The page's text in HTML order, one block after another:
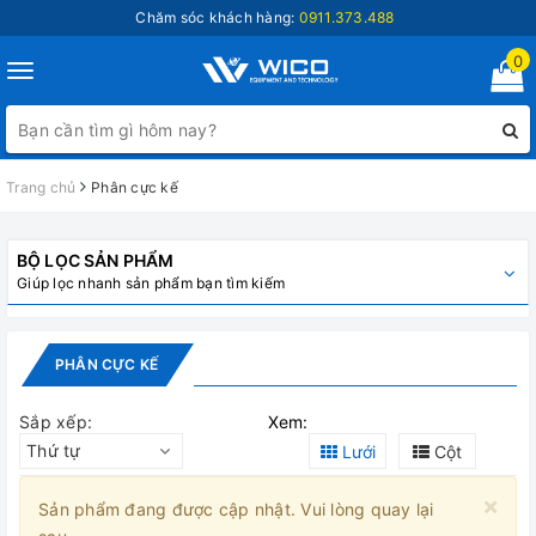
Chăm sóc khách hàng: 0911.373.488
Toggle
navigation
0
Trang chủ Phân cực kế
BỘ LỌC SẢN PHẨM
Giúp lọc nhanh sản phẩm bạn tìm kiếm
PHÂN CỰC KẾ
Sắp xếp:
Thứ tự
Xem:
Lưới
Cột
×
Sản phẩm đang được cập nhật. Vui lòng quay lại